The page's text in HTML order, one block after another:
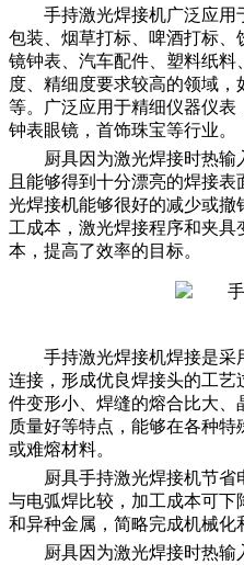
手持激光焊接机广泛应用
包装、烟草打标、啤酒打标
镜钟表、汽车配件、塑料纸
度、精细度要求较高的领域
等。广泛应用于精细仪器仪表
钟表眼镜，首饰珠宝等行业。
厨具因为激光焊接时热输
且能够得到十分漂亮的焊接
光焊接机能够很好的减少或撤
工成本，激光焊接程序和夹
本，提高了效率的目标。
手持激光焊接机焊接是采
连接，形成优良焊接头的工
件变形小、焊缝的熔合比大
质量好等特点，能够在各种
或难熔材料。
厨具手持激光焊接机节省
与电弧焊比较，加工成本可下
和异种金属，简略完成机械化
厨具因为激光焊接时热输